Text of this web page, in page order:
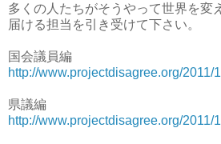
多くの人たちがそうやって世界を変
届ける担当を引き受けて下さい。
国会議員編
http://www.projectdisagree.org/2011/
県議編
http://www.projectdisagree.org/2011/